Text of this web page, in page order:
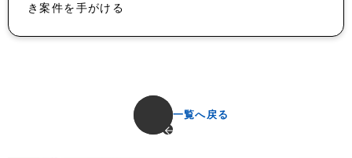
き案件を手がける
一覧へ戻る